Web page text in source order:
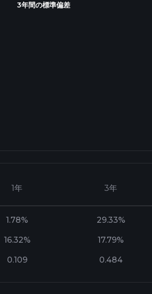
3年間の標準偏差
1年 3年
1.78% 29.33%
16.32% 17.79%
0.109 0.484